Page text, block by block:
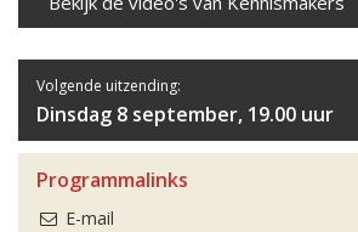
Volgende uitzending:
Dinsdag 8 september, 19.00 uur
Programmalinks
E-mail